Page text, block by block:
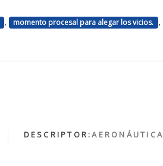
, momento procesal para alegar los vicios. ,
DESCRIPTOR:AERONÁUTICA